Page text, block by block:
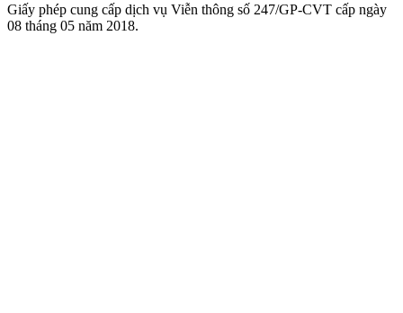
Giấy phép cung cấp dịch vụ Viễn thông số 247/GP-CVT cấp ngày
08 tháng 05 năm 2018.